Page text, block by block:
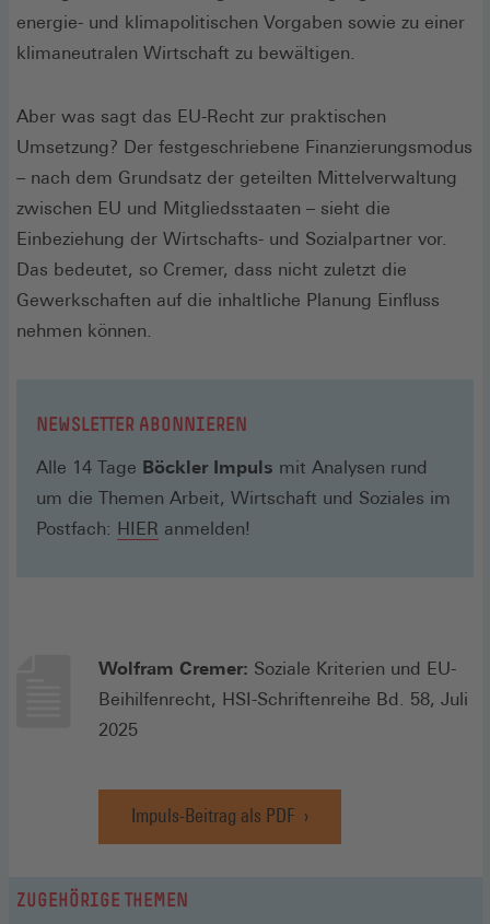
energie- und klimapolitischen Vorgaben sowie zu einer
klimaneutralen Wirtschaft zu bewältigen.
Aber was sagt das EU-Recht zur praktischen
Umsetzung? Der festgeschriebene Finanzierungsmodus
– nach dem Grundsatz der geteilten Mittelverwaltung
zwischen EU und Mitgliedsstaaten – sieht die
Einbeziehung der Wirtschafts- und Sozialpartner vor.
Das bedeutet, so Cremer, dass nicht zuletzt die
Gewerkschaften auf die inhaltliche Planung Einfluss
nehmen können.
NEWSLETTER ABONNIEREN
Alle 14 Tage Böckler Impuls mit Analysen rund
um die Themen Arbeit, Wirtschaft und Soziales im
Postfach: HIER (Öffnet
anmelden!
Wolfram Cremer: Soziale Kriterien und EU-
Beihilfenrecht, HSI-Schriftenreihe Bd. 58, Juli
2025
Impuls-Beitrag als PDF
(Öffnet
in
ZUGEHÖRIGE THEMEN